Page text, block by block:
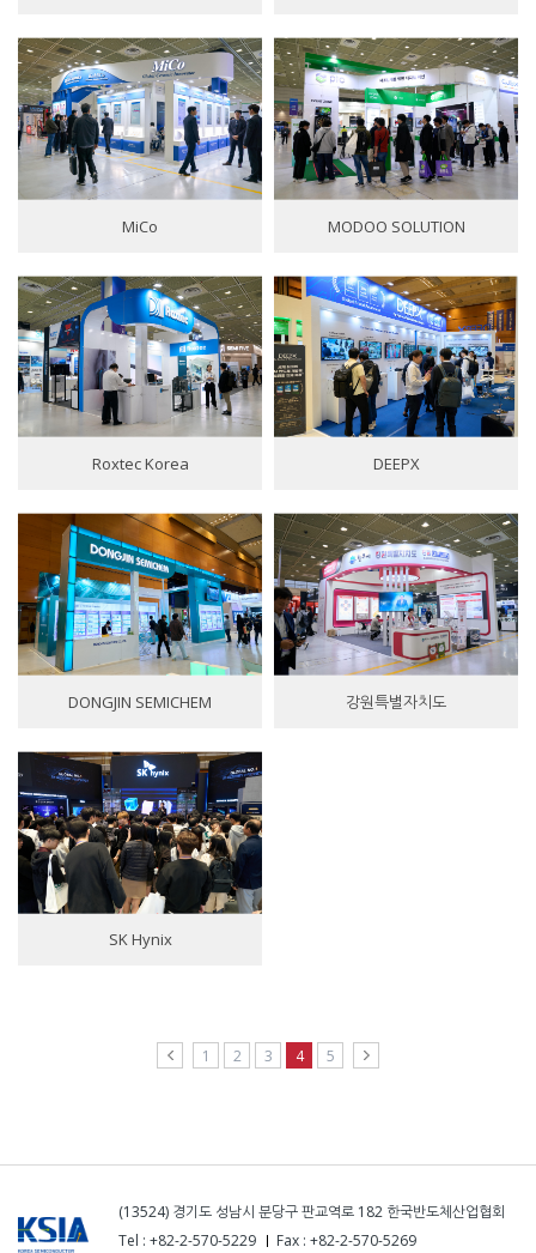
MiCo MODOO SOLUTION
Roxtec Korea DEEPX
DONGJIN SEMICHEM 강원특별자치도
SK Hynix
1 2 3 4 5
(13524) 경기도 성남시 분당구 판교역로 182 한국반도체산업협회
Tel : +82-2-570-5229
Fax : +82-2-570-5269